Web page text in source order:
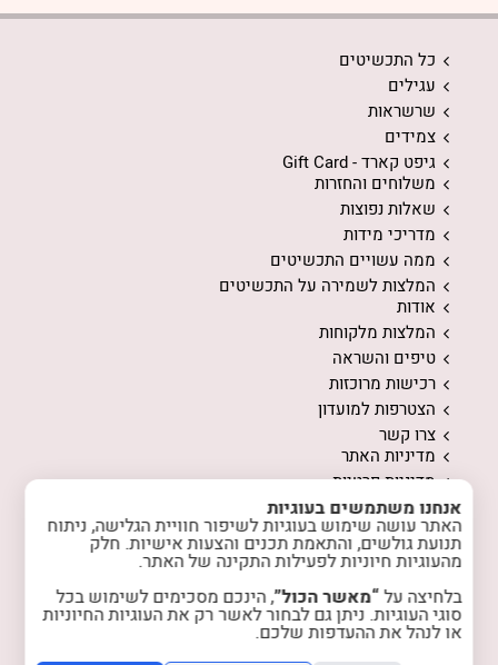
כל התכשיטים
עגילים
שרשראות
צמידים
גיפט קארד - Gift Card
משלוחים והחזרות
שאלות נפוצות
מדריכי מידות
ממה עשויים התכשיטים
המלצות לשמירה על התכשיטים
אודות
המלצות מלקוחות
טיפים והשראה
רכישות מרוכזות
הצטרפות למועדון
צרו קשר
מדיניות האתר
מדיניות פרטיות
facebook
instagram
אנחנו משתמשים בעוגיות
האתר עושה שימוש בעוגיות לשיפור חוויית הגלישה, ניתוח
תנועת גולשים, והתאמת תכנים והצעות אישיות. חלק
מהעוגיות חיוניות לפעילות התקינה של האתר.
בלחיצה על“מאשר הכול”, הינכם מסכימים לשימוש בכל
סוגי העוגיות. ניתן גם לבחור לאשר רק את העוגיות החיוניות
או לנהל את ההעדפות שלכם.